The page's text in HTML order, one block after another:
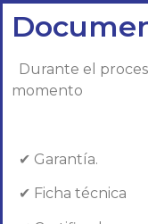
Durante el
momento
✔ Garantía.
✔ Ficha técnica